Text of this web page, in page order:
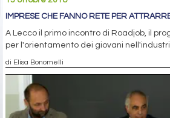
IMPRESE CHE FANNO RETE PER
A Lecco il primo incontro di Roadjob, il
per l'orientamento dei giovani
di Elisa Bonomelli